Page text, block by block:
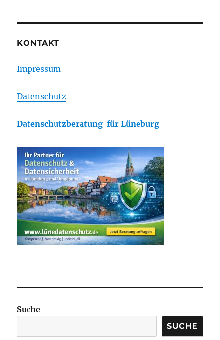
KONTAKT
Impressum
Datenschutz
Datenschutzberatung für Lüneburg
Suche
SUCHE